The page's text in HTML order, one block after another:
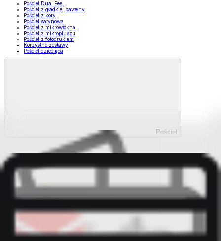
Pościel Dual Feel
Pościel z gładkiej bawełny
Pościel z kory
Pościel satynowa
Pościel z mikrowłókna
Pościel z mikropluszu
Pościel z fotodrukiem
Korzystne zestawy
Pościel dziecięca
Pościel